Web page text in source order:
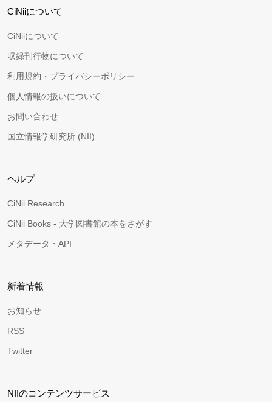
CiNiiについて
CiNiiについて
収録刊行物について
利用規約・プライバシーポリシー
個人情報の扱いについて
お問い合わせ
国立情報学研究所 (NII)
ヘルプ
CiNii Research
CiNii Books - 大学図書館の本をさがす
メタデータ・API
新着情報
お知らせ
RSS
Twitter
NIIのコンテンツサービス